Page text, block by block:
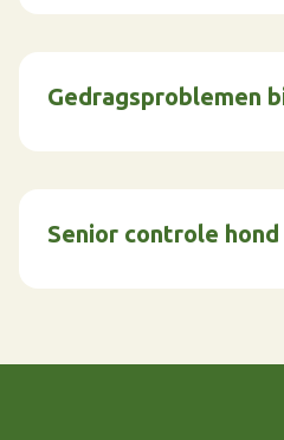
Gedragsproblemen
Senior controle hond